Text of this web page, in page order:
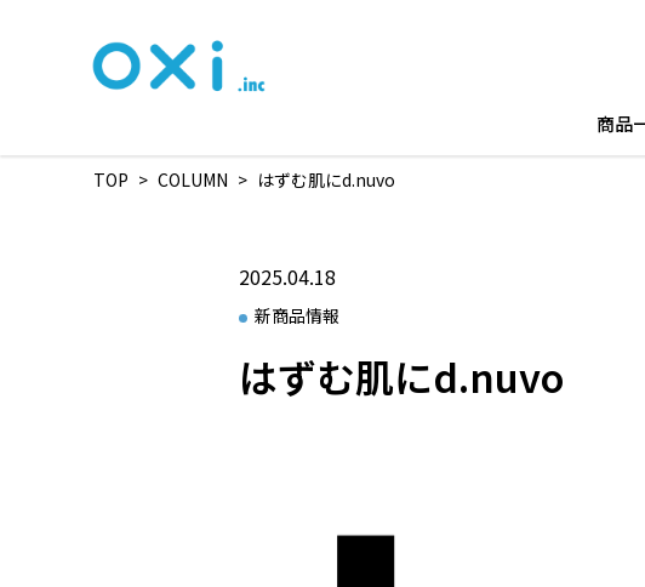
商品
TOP > COLUMN > はずむ肌にd.nuvo
2025.04.18
新商品情報
はずむ肌にd.nuvo